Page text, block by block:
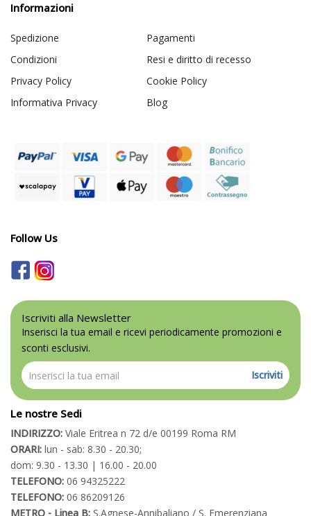
Informazioni
Spedizione
Pagamenti
Condizioni
Resi e diritto di recesso
Privacy Policy
Cookie Policy
Informativa Privacy
Blog
Follow Us
Iscriviti alla Newsletter
Inserisci la tua email e ricevi periodicamente promozioni e
sconti esclusivi.
Iscriviti
Le nostre Sedi
INDIRIZZO: Viale Eritrea n 72 d/e 00199 Roma RM
ORARI: lun - sab: 8.30 - 20.30;
dom: 9.30 - 13.30 | 16.00 - 20.00
TELEFONO: 06 94325222
TELEFONO: 06 86209126
METRO - Linea B: S.Agnese-Annibaliano / S. Emerenziana